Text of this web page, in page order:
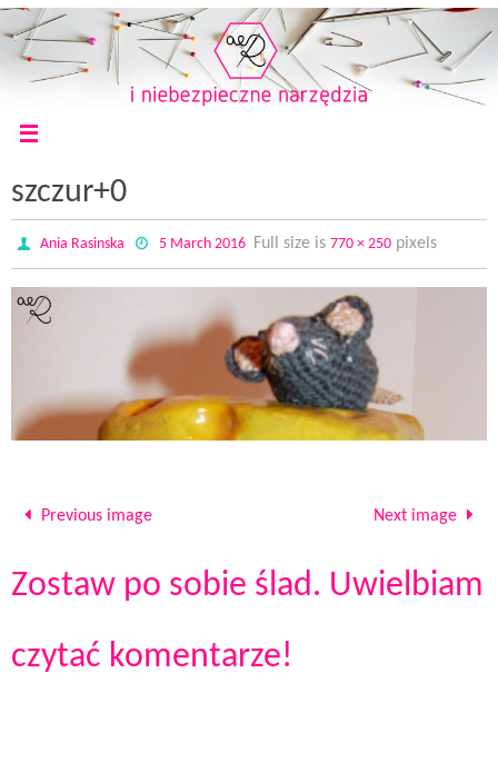
szczur+0
Ania Rasinska 5 March 2016 Full size is 770 × 250pixels
Previous image Next image
Zostaw po sobie ślad. Uwielbiam
czytać komentarze!